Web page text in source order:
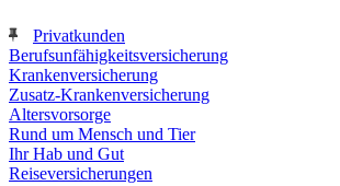
Privatkunden
Berufsunfähigkeitsversicherung
Krankenversicherung
Zusatz-Krankenversicherung
Altersvorsorge
Rund um Mensch und Tier
Ihr Hab und Gut
Reiseversicherungen